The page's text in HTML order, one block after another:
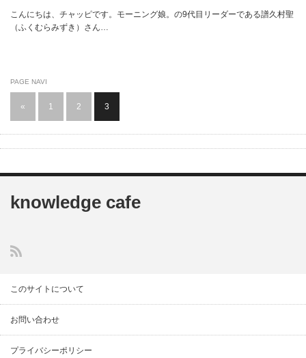
こんにちは、チャッピです。モーニング娘。の9代目リーダーである譜久村聖
（ふくむらみずき）さん…
PAGE NAVI
« 1 2 3
knowledge cafe
このサイトについて
お問い合わせ
プライバシーポリシー